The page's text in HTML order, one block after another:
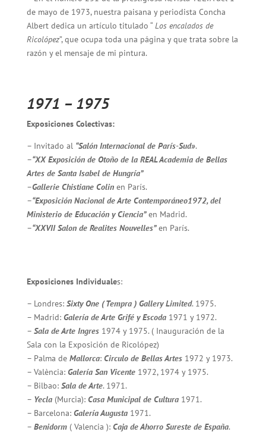
de mayo de 1973, nuestra paisana y periodista Concha
Albert dedica un artículo titulado “ Los encalados de
Ricolópez”, que ocupa toda una página y que trata sobre la
razón y el mensaje de mi pintura.
1971 – 1975
Exposiciones Colectivas:
– Invitado al “Salón Internacional de París-Sud».
–“XX Exposición de Otoño de la REAL Academia de Bellas
Artes de Santa Isabel de Hungría”
–Gallerie Chistiane Colinen París.
–“Exposición Nacional de Arte Contemporáneo1972, del
Ministerio de Educación y Ciencia”en Madrid.
–“XXVII Salon de Realites Nouvelles”en París.
Exposiciones Individuales:
– Londres: Sixty One ( Tempra ) Gallery Limited. 1975.
– Madrid: Galería de Arte Grifé y Escoda1971 y 1972.
– Sala de Arte Ingres1974 y 1975. ( Inauguración de la
Sala con la Exposición de Ricolópez)
– Palma de Mallorca: Circulo de Bellas Artes1972 y 1973.
– València: Galería San Vicente1972, 1974 y 1975.
– Bilbao: Sala de Arte. 1971.
– Yecla(Murcia): Casa Municipal de Cultura1971.
– Barcelona: Galería Augusta1971.
– Benidorm( Valencia ): Caja de Ahorro Sureste de España.